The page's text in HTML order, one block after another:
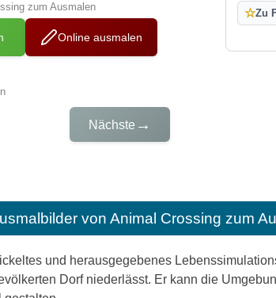
zum Ausmalen
Online ausmalen
Nächste →
☆Zu
von Animal Crossing zum
und herausgegebenes
Dorf niederlässt. Er kann die